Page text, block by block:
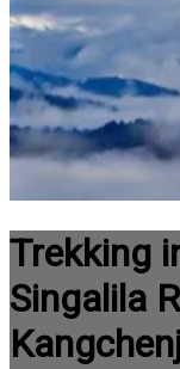
Trekking
Singalila